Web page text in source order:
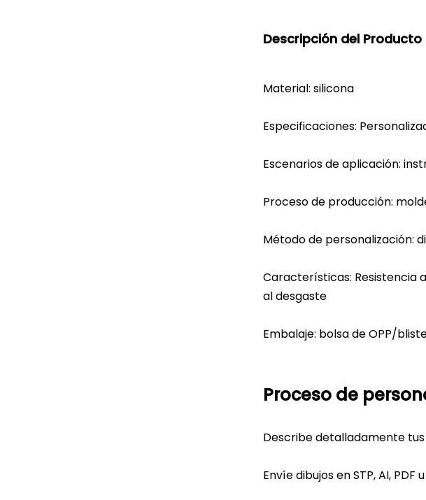
Descripción del Producto
Material: silicona
Especificaciones:
Escenarios de aplicación:
Proceso de producción:
Método de personalización:
Características: Resistencia
al desgaste
Embalaje: bolsa de OPP/
Proceso de
Describe detalladamente
Envíe dibujos en STP, AI,